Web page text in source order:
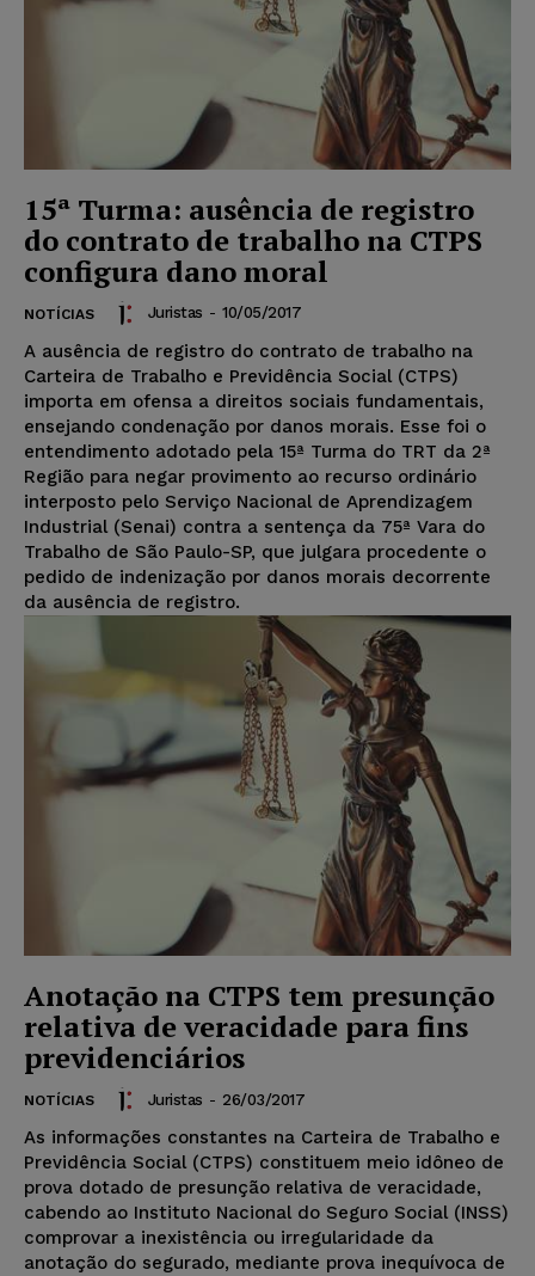
15ª Turma: ausência de registro
do contrato de trabalho na CTPS
configura dano moral
NOTÍCIAS Juristas - 10/05/2017
A ausência de registro do contrato de trabalho na
Carteira de Trabalho e Previdência Social (CTPS)
importa em ofensa a direitos sociais fundamentais,
ensejando condenação por danos morais. Esse foi o
entendimento adotado pela 15ª Turma do TRT da 2ª
Região para negar provimento ao recurso ordinário
interposto pelo Serviço Nacional de Aprendizagem
Industrial (Senai) contra a sentença da 75ª Vara do
Trabalho de São Paulo-SP, que julgara procedente o
pedido de indenização por danos morais decorrente
da ausência de registro.
Anotação na CTPS tem presunção
relativa de veracidade para fins
previdenciários
NOTÍCIAS Juristas - 26/03/2017
As informações constantes na Carteira de Trabalho e
Previdência Social (CTPS) constituem meio idôneo de
prova dotado de presunção relativa de veracidade,
cabendo ao Instituto Nacional do Seguro Social (INSS)
comprovar a inexistência ou irregularidade da
anotação do segurado, mediante prova inequívoca de